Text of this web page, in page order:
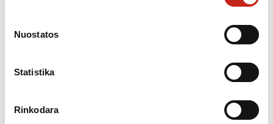
Nuostatos
Statistika
Rinkodara